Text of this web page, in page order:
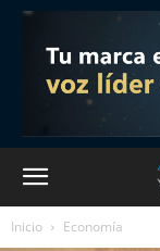
Inicio Economía